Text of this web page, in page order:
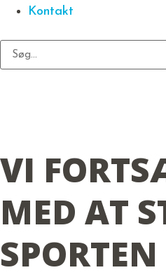
Kontakt
VI
MED AT
SPORTEN